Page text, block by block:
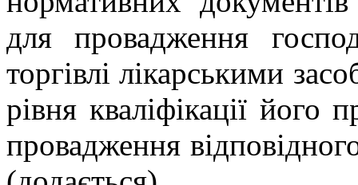
для провадження
торгівлі лікарськими
рівня кваліфікації його
провадження